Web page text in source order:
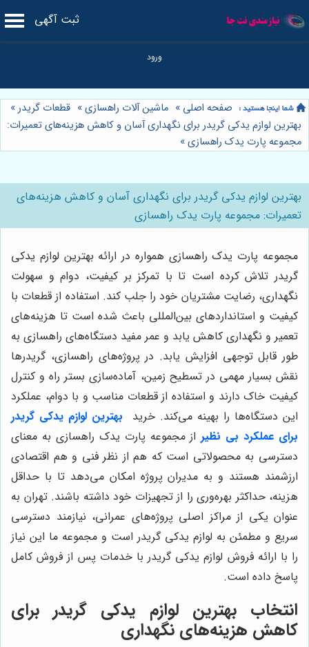
ثبت آگهی
صفحه اصلی » ماشین آلات راهسازی» قطعات گریدر»
بهترین لوازم یدکی گریدر برای نگهداری آسان و کاهش هزینه‌های تعمیرات:
مجموعه پارت یدک راهسازی»
بهترین لوازم یدکی گریدر برای نگهداری آسان و کاهش هزینه‌های
تعمیرات: مجموعه پارت یدک راهسازی
مجموعه پارت یدک راهسازی همواره در ارائه بهترین لوازم یدکی
گریدر تلاش کرده است تا با تمرکز بر کیفیت، دوام و سهولت
نگهداری، رضایت مشتریان خود را جلب کند. استفاده از قطعات با
کیفیت و استانداردهای بین‌المللی باعث شده است تا هزینه‌های
تعمیر و نگهداری کاهش یابد و عمر مفید دستگاه‌های راهسازی به
طور قابل توجهی افزایش یابد. در پروژه‌های راهسازی، گریدرها
نقش بسیار مهمی در تسطیح زمین، آماده‌سازی بستر راه و کنترل
کیفیت خاک دارند و استفاده از قطعات مناسب و با دوام، عملکرد
این دستگاه‌ها را بهینه می‌کند. خرید
بهترین لوازم یدکی گریدر
برای عملکرد بی نظیراز مجموعه پارت یدک راهسازی به معنای
دسترسی به محصولاتی است که هم از نظر فنی و هم اقتصادی
ارزشمند هستند و به مدیران پروژه امکان می‌دهد تا با حداقل
هزینه، حداکثر بهره‌وری را از تجهیزات خود داشته باشند. تهران به
عنوان یکی از مراکز اصلی پروژه‌های عمرانی، نیازمند دسترسی
سریع و مطمئن به لوازم یدکی گریدر است و مجموعه ما این نیاز
را با ارائه فروش لوازم یدکی گریدر با خدمات پس از فروش کامل
پاسخ داده است.
انتخاب بهترین لوازم یدکی گریدر برای
کاهش هزینه‌های نگهداری